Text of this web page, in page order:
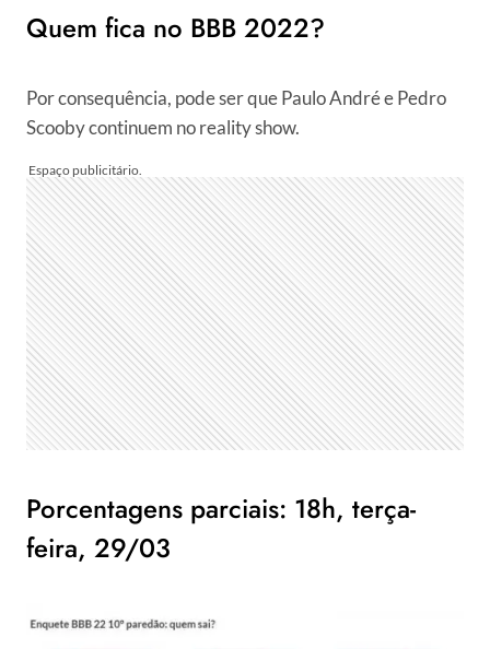
Quem fica no BBB 2022?
Por consequência, pode ser que Paulo André e Pedro
Scooby continuem no reality show.
Porcentagens parciais: 18h, terça-
feira, 29/03